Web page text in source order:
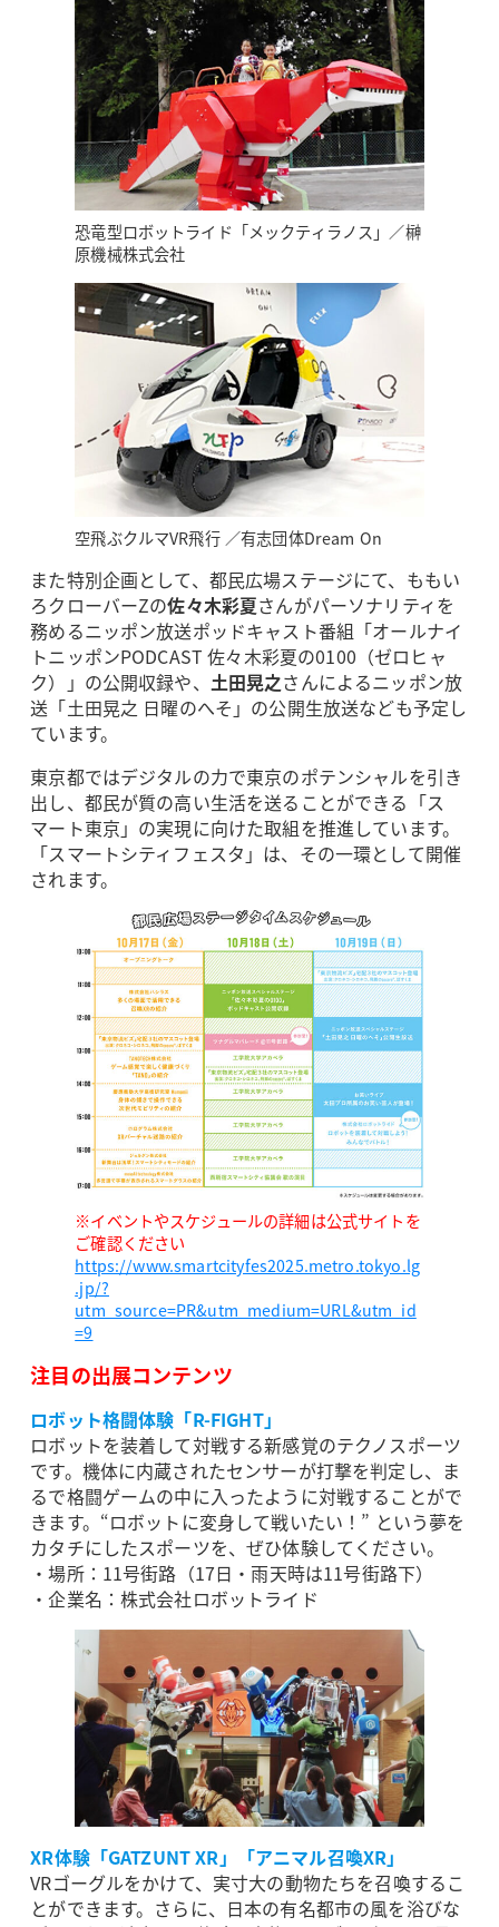
恐竜型ロボットライド「メックティラノス」／榊
原機械株式会社
空飛ぶクルマVR飛行 ／有志団体Dream On
また特別企画として、都民広場ステージにて、ももい
ろクローバーZの佐々木彩夏さんがパーソナリティを
務めるニッポン放送ポッドキャスト番組「オールナイ
トニッポンPODCAST 佐々木彩夏の0100（ゼロヒャ
ク）」の公開収録や、 土田晃之さんによるニッポン放
送「土田晃之 日曜のへそ」の公開生放送なども予定し
ています。
東京都ではデジタルの力で東京のポテンシャルを引き
出し、都民が質の高い生活を送ることができる「ス
マート東京」の実現に向けた取組を推進しています。
「スマートシティフェスタ」は、その一環として開催
されます。
※イベントやスケジュールの詳細は公式サイトを
ご確認ください
https://www.smartcityfes2025.metro.tokyo.lg
.jp/?
utm_source=PR&utm_medium=URL&utm_id
=9
注目の出展コンテンツ
ロボット格闘体験「R-FIGHT」
ロボットを装着して対戦する新感覚のテクノスポーツ
です。機体に内蔵されたセンサーが打撃を判定し、ま
るで格闘ゲームの中に入ったように対戦することがで
きます。“ロボットに変身して戦いたい！” という夢を
カタチにしたスポーツを、ぜひ体験してください。
・場所：11号街路（17日・雨天時は11号街路下）
・企業名：株式会社ロボットライド
XR体験「GATZUNT XR」「アニマル召喚XR」
VRゴーグルをかけて、実寸大の動物たちを召喚するこ
とができます。さらに、日本の有名都市の風を浴びな